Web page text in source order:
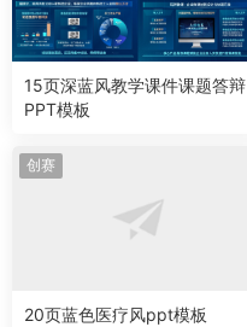
15页深蓝风教学课件课题答辩
PPT模板
创赛
20页蓝色医疗风ppt模板